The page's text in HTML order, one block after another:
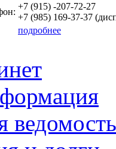
+7 (915) -207-72-27
+7 (985) 169-37-37
подробнее
ведомость